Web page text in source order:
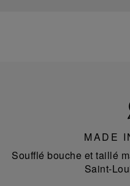
MADE
Soufflé bouche et taillé
Saint-